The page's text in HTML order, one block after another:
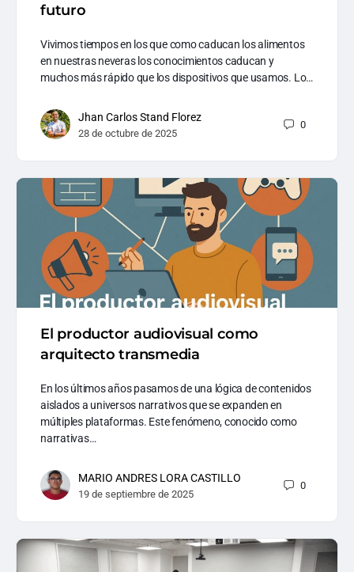
futuro
Vivimos tiempos en los que como caducan los alimentos
en nuestras neveras los conocimientos caducan y
muchos más rápido que los dispositivos que usamos. Lo…
Jhan Carlos Stand Florez
28 de octubre de 2025
0
El productor audiovisual como
arquitecto transmedia
En los últimos años pasamos de una lógica de contenidos
aislados a universos narrativos que se expanden en
múltiples plataformas. Este fenómeno, conocido como
narrativas…
MARIO ANDRES LORA CASTILLO
19 de septiembre de 2025
0